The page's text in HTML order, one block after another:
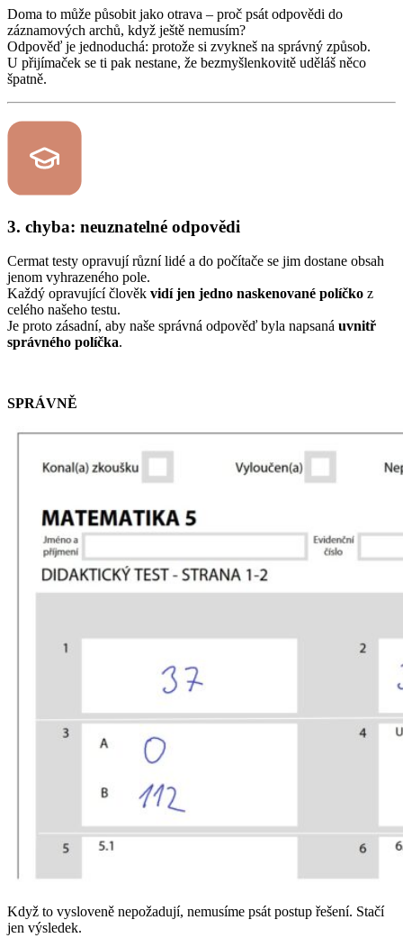
Doma to může působit jako otrava – proč psát odpovědi do
záznamových archů, když ještě nemusím?
Odpověď je jednoduchá: protože si zvykneš na správný způsob.
U přijímaček se ti pak nestane, že bezmyšlenkovitě uděláš něco
špatně.
3. chyba: neuznatelné odpovědi
Cermat testy opravují různí lidé a do počítače se jim dostane obsah
jenom vyhrazeného pole.
Každý opravující člověk vidí jen jedno naskenované políčko z
celého našeho testu.
Je proto zásadní, aby naše správná odpověď byla napsaná uvnitř
správného políčka.
SPRÁVNĚ
Když to vysloveně nepožadují, nemusíme psát postup řešení. Stačí
jen výsledek.